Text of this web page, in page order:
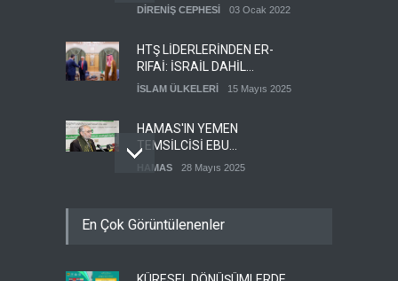
DİRENİŞ CEPHESİ 03 Ocak 2022
HTŞ LİDERLERİNDEN ER-
RIFAİ: İSRAİL DAHİL
HERKESLE BARIŞ
İSLAM ÜLKELERİ 15 Mayıs 2025
HAMAS'IN YEMEN
TEMSİLCİSİ EBU
ŞEMALE'DEN ÖNEMLİ
HAMAS 28 Mayıs 2025
YEDEK ASKERLERİ GÖREVE
En Çok Görüntülenenler